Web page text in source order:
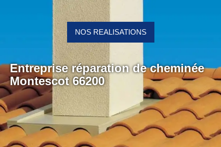
Entreprise réparation de cheminée
Montescot 66200
NOS REALISATIONS